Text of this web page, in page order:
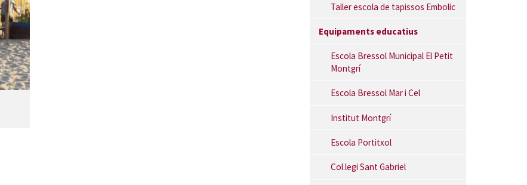
Taller escola de tapissos Embolic
Equipaments educatius
Escola Bressol Municipal El Petit
Montgrí
Escola Bressol Mar i Cel
Institut Montgrí
Escola Portitxol
Col.legi Sant Gabriel